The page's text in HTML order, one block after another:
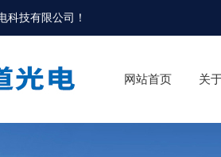
科技有限公司 ！
网站首页 关